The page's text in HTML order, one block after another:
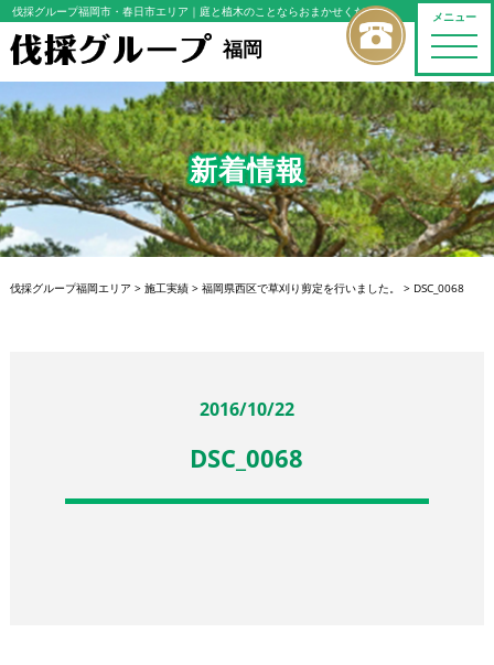
メニュー
toggle
伐採グループ福岡市・春日市エリア ｜庭と植木のことならおまかせください
福岡
新着情報
伐採グループ福岡エリア > 施工実績> 福岡県西区で草刈り剪定を行いました。 > DSC_0068
2016/10/22
DSC_0068